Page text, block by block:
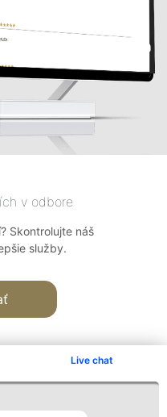
Live chat
v odbore
Skontrolujte náš
služby.